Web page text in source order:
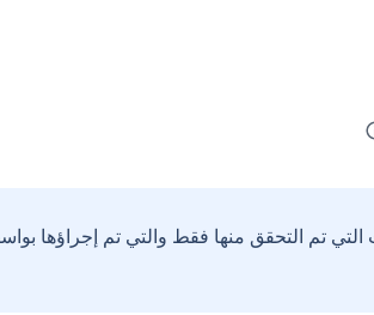
تم التحقق منها فقط والتي تم إجراؤها